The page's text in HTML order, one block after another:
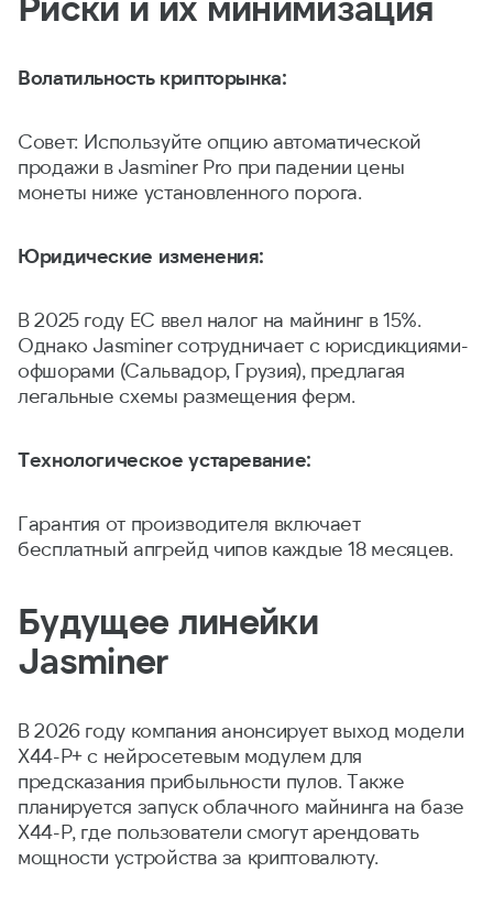
Волатильность крипторынка:
Совет: Используйте опцию автоматической
продажи в Jasminer Pro при падении цены
монеты ниже установленного порога.
Юридические изменения:
В 2025 году ЕС ввел налог на майнинг в 15%.
Однако Jasminer сотрудничает с юрисдикциями-
офшорами (Сальвадор, Грузия), предлагая
легальные схемы размещения ферм.
Технологическое устаревание:
Гарантия от производителя включает
бесплатный апгрейд чипов каждые 18 месяцев.
Будущее линейки
Jasminer
В 2026 году компания анонсирует выход модели
X44-P+ с нейросетевым модулем для
предсказания прибыльности пулов. Также
планируется запуск облачного майнинга на базе
X44-P, где пользователи смогут арендовать
мощности устройства за криптовалюту.